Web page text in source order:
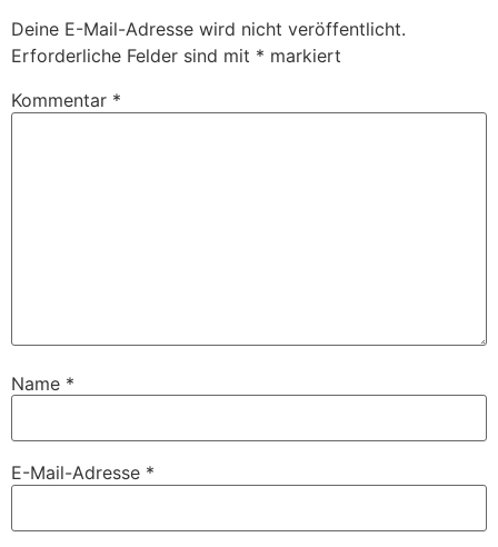
Deine E-Mail-Adresse wird nicht veröffentlicht.
Erforderliche Felder sind mit * markiert
Kommentar *
Name *
E-Mail-Adresse *